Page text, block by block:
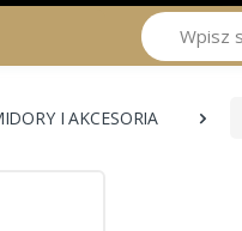
Szukaj
I AKCESORIA